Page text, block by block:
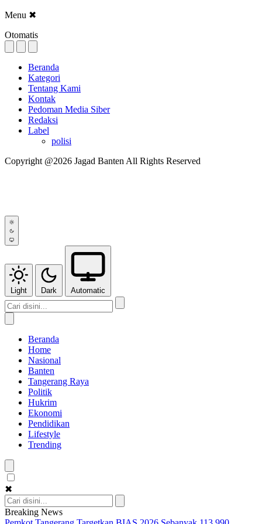
Menu ✖
Otomatis
Beranda
Kategori
Tentang Kami
Kontak
Pedoman Media Siber
Redaksi
Label
polisi
Copyright @2026 Jagad Banten All Rights Reserved
Light Dark Automatic
Beranda
Home
Nasional
Banten
Tangerang Raya
Politik
Hukrim
Ekonomi
Pendidikan
Lifestyle
Trending
✖
Breaking News